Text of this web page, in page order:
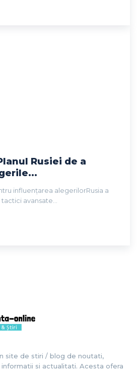
Rusiei de a
influențarea alegerilorRusia a
avansate...
site de stiri / blog de noutati,
si actualitati. Acesta ofera